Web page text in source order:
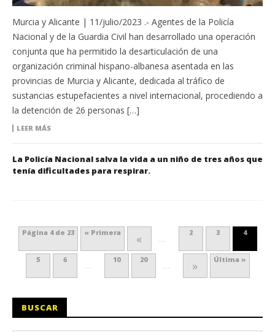
Murcia y Alicante | 11/julio/2023 .- Agentes de la Policía
Nacional y de la Guardia Civil han desarrollado una operación
conjunta que ha permitido la desarticulación de una
organización criminal hispano-albanesa asentada en las
provincias de Murcia y Alicante, dedicada al tráfico de
sustancias estupefacientes a nivel internacional, procediendo a
la detención de 26 personas […]
LEER MÁS
La Policía Nacional salva la vida a un niño de tres años que
tenía dificultades para respirar.
Página 4 de 23 « Primera « 2 3 4
5 6 10 20 » Última »
BUSCAR